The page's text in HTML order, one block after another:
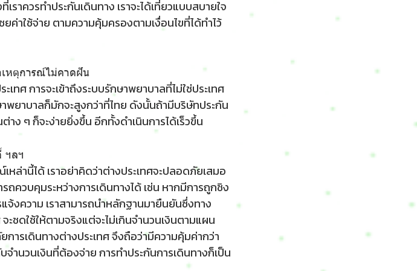
ควรทำประกันเดินทาง เราจะได้เที่ยวแบบสบายใจ
ยค่าใช้จ่าย ตามความคุ้มครองตามเงื่อนไขที่ได้ทำไว้
หตุการณ์ไม่คาดฝัน
ทศ การจะเข้าถึงระบบรักษาพยาบาลที่ไม่ใช่ประเทศ
พยาบาลก็มักจะสูงกว่าที่ไทย ดังนั้นถ้ามีบริษัทประกัน
ง ๆ ก็จะง่ายยิ่งขึ้น อีกทั้งดำเนินการได้เร็วขึ้น
ฯลฯ
ล่านี้ได้ เราอย่าคิดว่าต่างประเทศจะปลอดภัยเสมอ
ควบคุมระหว่างการเดินทางได้ เช่น หากมีการถูกชิง
งความ เราสามารถนำหลักฐานมายืนยันซึ่งทาง
ชดใช้ให้ตามจริงแต่จะไม่เกินจำนวนเงินตามแผน
ารเดินทางต่างประเทศ จึงถือว่ามีความคุ้มค่ากว่า
ำนวนเงินที่ต้องจ่าย การทำประกันการเดินทางก็เป็น